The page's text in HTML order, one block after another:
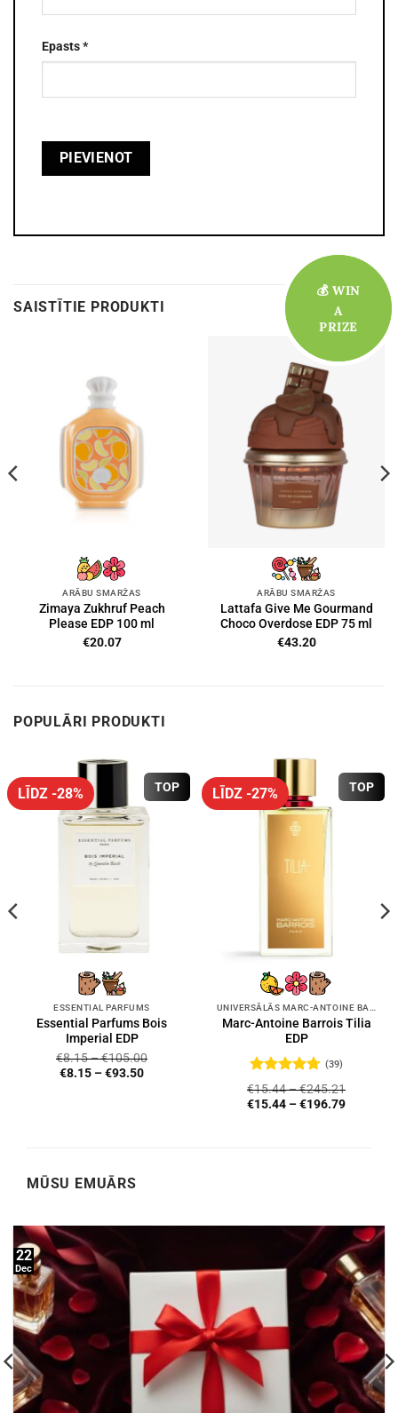
Epasts*
SAISTĪTIE PRODUKTI
ARĀBU SMARŽAS
Zimaya Zukhruf Peach
Please EDP 100 ml
€20.07
ARĀBU SMARŽAS
Lattafa Give Me Gourmand
Choco Overdose EDP 75 ml
€43.20
POPULĀRI PRODUKTI
TOP
LĪDZ -28%
ESSENTIAL PARFUMS
Essential Parfums Bois
Imperial EDP
€8.15–€105.00
€8.15 –€93.50
TOP
LĪDZ -27%
UNIVERSĀLĀS MARC-ANTOINE BARROIS SMARŽAS
Marc-Antoine Barrois Tilia
EDP
Novērtēts
ar4.72
no
5
(39)
€15.44–€245.21
€15.44 –€196.79
MŪSU EMUĀRS
22
Dec
💰 WIN
A
PRIZE
💰 WIN
A
PRIZE